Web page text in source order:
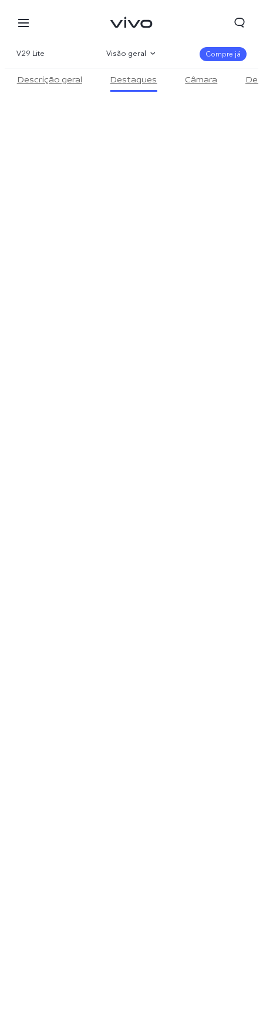
V29 Lite Visão geral
Galeria
Compre já
Descrição geral Destaques Câmara